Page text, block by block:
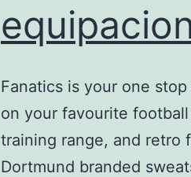
Fanatics is your one
on your favourite
training range, and retro
Dortmund branded